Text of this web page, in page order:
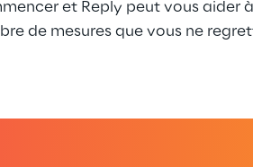
et Reply peut vous aider à
de mesures que vous ne